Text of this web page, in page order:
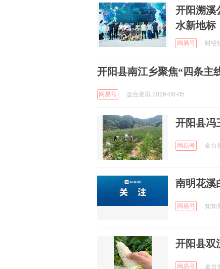
开阳溯溪
水新地标
网易号 财经
开阳县南江乡聚焦“四条主
网易号 金台资讯 2026-08-05
开阳县冯
网易号 金台
南明花溪
网易号 知知
开阳县双
网易号 金台